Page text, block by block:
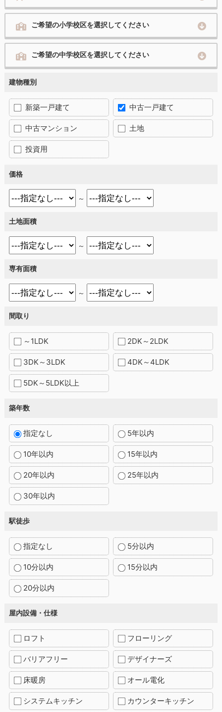
ご希望の小学校区を選択してください
ご希望の中学校区を選択してください
建物種別
新築一戸建て 中古一戸建て
中古マンション 土地
投資用
価格
～
土地面積
～
専有面積
～
間取り
～1LDK 2DK～2LDK
3DK～3LDK 4DK～4LDK
5DK～5LDK以上
築年数
指定なし 5年以内
10年以内 15年以内
20年以内 25年以内
30年以内
駅徒歩
指定なし 5分以内
10分以内 15分以内
20分以内
屋内設備・仕様
ロフト フローリング
バリアフリー デザイナーズ
床暖房 オール電化
システムキッチン カウンターキッチン